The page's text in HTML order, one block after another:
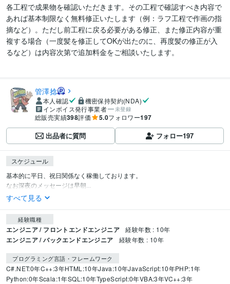
各工程で成果物を確認いただきます。その工程で確認すべき内容で
あれば基本制限なく無料修正いたします（例：ラフ工程で作画の指
摘など）。ただし前工程に戻る必要がある修正、また修正内容が重
複する場合（一度髪を修正してOKが出たのに、再度髪の修正が入
るなど）は内容次第で追加料金をご相談いたします。
管澤捻
本人確認
機密保持契約(NDA)
インボイス発行事業者
未登録
総販売実績398評価 5.0フォロワー197
出品者に質問 フォロー197
スケジュール
基本的に平日、祝日関係なく稼働しております。
なお深夜のメッセージは早朝...
すべて見る
経験職種
エンジニア / フロントエンドエンジニア 経験年数 : 10年
エンジニア / バックエンドエンジニア 経験年数 : 10年
プログラミング言語・フレームワーク
C#.NET:0年C++:3年HTML:10年Java:10年JavaScript:10年PHP:1年
Python:0年Scala:1年SQL:10年TypeScript:0年VBA:3年VC++:3年